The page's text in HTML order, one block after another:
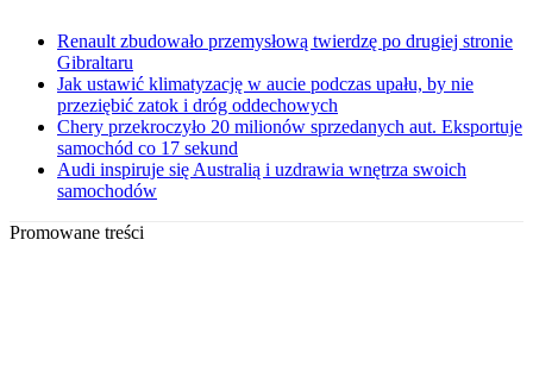
Renault zbudowało przemysłową twierdzę po drugiej stronie
Gibraltaru
Jak ustawić klimatyzację w aucie podczas upału, by nie
przeziębić zatok i dróg oddechowych
Chery przekroczyło 20 milionów sprzedanych aut. Eksportuje
samochód co 17 sekund
Audi inspiruje się Australią i uzdrawia wnętrza swoich
samochodów
Promowane treści